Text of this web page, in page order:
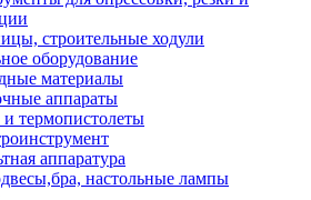
строительные ходули
оборудование
материалы
аппараты
термопистолеты
аппаратура
настольные лампы